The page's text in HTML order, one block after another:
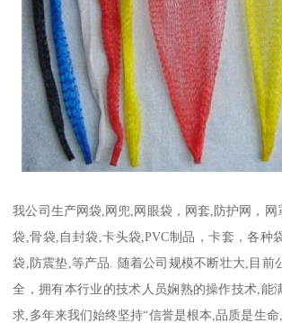
我公司生产网袋,网兜,网眼袋，网套,防护网，
袋,骨袋,自封袋,卡头袋,PVC制品，卡套，各种
袋,防震垫,等产品. 随着公司规模不断壮大,目前
全，拥有本行业的技术人员娴熟的操作技术,能
求,多年来我们始终坚持“信誉是根本,品质是生